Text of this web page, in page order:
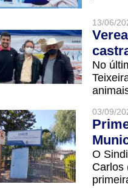
13/06/
No
03/09/
O
Carlos